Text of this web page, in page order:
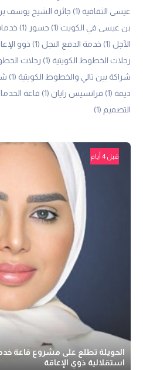
عيسى الثقافية (1) جائزة الشيخ يوسف
بن عيسى في الكويت (1) جسور (1)
الآجل (1) خدمة الدفع الىجل (1) ذوو
رحلات الخطوط الكويتية (1) رحلات
شراكة بين تالي والخطوط الكويتية (1)
ديمة (1) فرانسيس رايان (1) قاعة
التصميم (1)
قبل 4 أيام
الحويلة تطلع على مشروع قاعة
استقلالية ذوي الإعاقة